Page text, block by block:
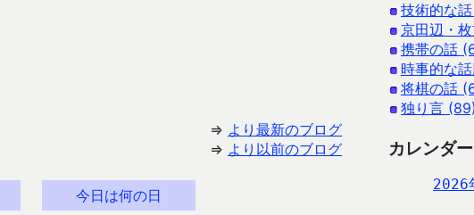
⇒ より最新のブログ
⇒ より以前のブログ
今日は何の日
技術的な
京田辺・
携帯の話
時事的な
将棋の話
独り言 (89)
カレンダー
2026